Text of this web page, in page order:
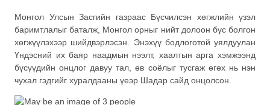
Монгол Улсын Засгийн газраас Бүсчилсэн хөгжлийн үзэл
баримтлалыг баталж, Монгол орныг нийт долоон бүс болгон
хөгжүүлэхээр шийдвэрлэсэн. Энэхүү бодлоготой уялдуулан
Үндэсний их баяр наадмын нээлт, хаалтын арга хэмжээнд
бүсүүдийн онцлог давуу тал, өв соёлыг тусгаж өгөх нь нэн
чухал гэдгийг хуралдааны үеэр Шадар сайд онцолсон.